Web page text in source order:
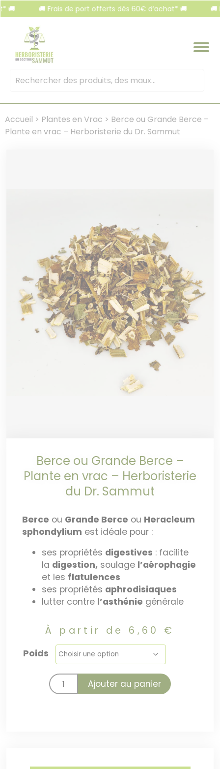
🚚 Frais de port offerts dès 60€ d’achat* 🚚 🚚
Mots
Accueil > Plantes en Vrac > Berce ou Grande Berce –
Plante en vrac – Herboristerie du Dr. Sammut
Berce ou Grande Berce –
Plante en vrac – Herboristerie
du Dr. Sammut
Berce ou Grande Berce ou Heracleum
sphondylium est idéale pour :
ses propriétés digestives : facilite
la digestion, soulage l’aérophagie
et les flatulences
ses propriétés aphrodisiaques
lutter contre l’asthénie générale
À partir de 6,60 €
Poids
Ajouter au panier
Panneau de gestion des cookies